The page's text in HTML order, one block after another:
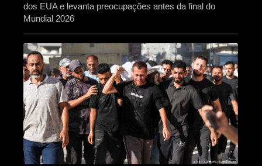
dos EUA e levanta preocupações antes da final do
Mundial 2026